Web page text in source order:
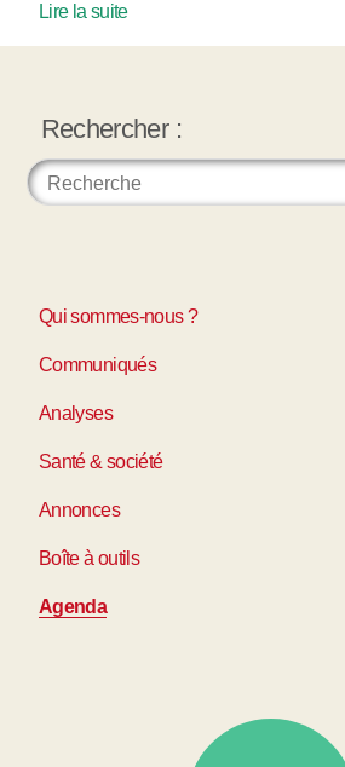
Lire la suite
Rechercher :
Qui sommes-nous ?
Communiqués
Analyses
Santé & société
Annonces
Boîte à outils
Agenda